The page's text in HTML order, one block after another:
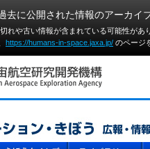
去に公開された情報のアーカイ
れや古い情報が含まれている可能性が
https://humans-in-space.jaxa.jp/ のページ